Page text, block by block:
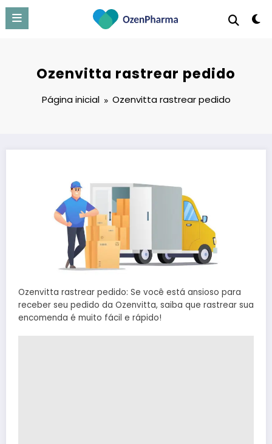
Pular
para
Ozenvitta rastrear pedido
Página inicial Ozenvitta rastrear pedido
Ozenvitta rastrear pedido: Se você está ansioso para
receber seu pedido da Ozenvitta, saiba que rastrear sua
encomenda é muito fácil e rápido!